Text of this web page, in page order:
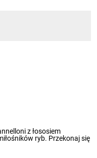
z łososiem
ryb. Przekonaj się